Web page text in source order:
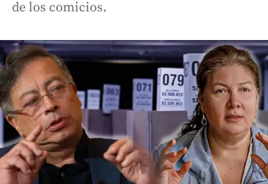
de los comicios.